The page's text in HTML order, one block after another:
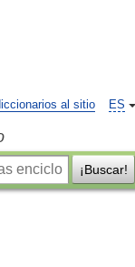
ES
al sitio
¡Buscar!